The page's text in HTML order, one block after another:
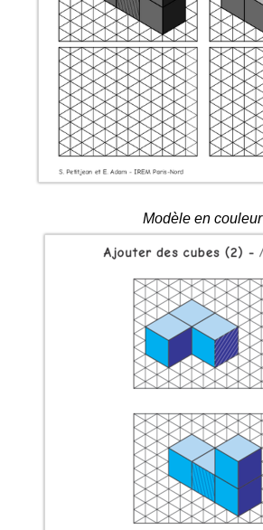
Modèle en couleur